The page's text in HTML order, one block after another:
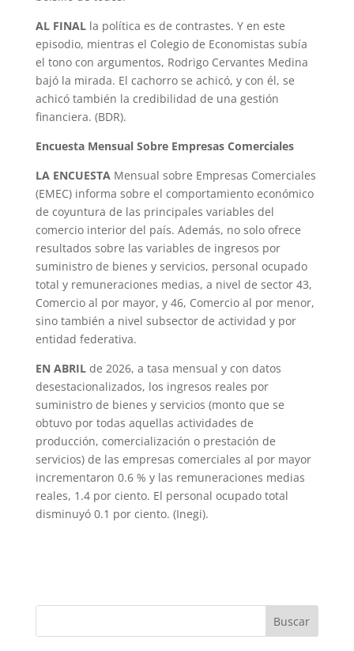
AL FINAL la política es de contrastes. Y en este
episodio, mientras el Colegio de Economistas subía
el tono con argumentos, Rodrigo Cervantes Medina
bajó la mirada. El cachorro se achicó, y con él, se
achicó también la credibilidad de una gestión
financiera. (BDR).
Encuesta Mensual Sobre Empresas Comerciales
LA ENCUESTA Mensual sobre Empresas Comerciales
(EMEC) informa sobre el comportamiento económico
de coyuntura de las principales variables del
comercio interior del país. Además, no solo ofrece
resultados sobre las variables de ingresos por
suministro de bienes y servicios, personal ocupado
total y remuneraciones medias, a nivel de sector 43,
Comercio al por mayor, y 46, Comercio al por menor,
sino también a nivel subsector de actividad y por
entidad federativa.
EN ABRIL de 2026, a tasa mensual y con datos
desestacionalizados, los ingresos reales por
suministro de bienes y servicios (monto que se
obtuvo por todas aquellas actividades de
producción, comercialización o prestación de
servicios) de las empresas comerciales al por mayor
incrementaron 0.6 % y las remuneraciones medias
reales, 1.4 por ciento. El personal ocupado total
disminuyó 0.1 por ciento. (Inegi).
Buscar